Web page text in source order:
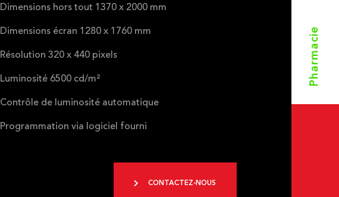
Pharmacie
Dimensions hors tout 1370 x 2000 mm
Dimensions écran 1280 x 1760 mm
Résolution 320 x 440 pixels
Luminosité 6500 cd/m²
Contrôle de luminosité automatique
Programmation via logiciel fourni
CONTACTEZ-NOUS